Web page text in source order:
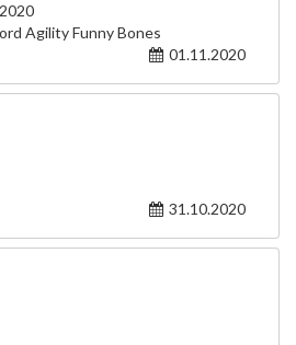
Agility Funny Bones
01.11.2020
31.10.2020